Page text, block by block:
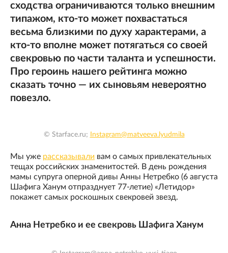
сходства ограничиваются только внешним
типажом, кто-то может похвастаться
весьма близкими по духу характерами, а
кто-то вполне может потягаться со своей
свекровью по части таланта и успешности.
Про героинь нашего рейтинга можно
сказать точно — их сыновьям невероятно
повезло.
© Starface.ru; Instagram@matveeva.lyudmila
Мы уже рассказывали вам о самых привлекательных
тещах российских знаменитостей. В день рождения
мамы супруга оперной дивы Анны Нетребко (6 августа
Шафига Ханум отпразднует 77-летие) «Летидор»
покажет самых роскошных свекровей звезд.
Анна Нетребко и ее свекровь Шафига Ханум